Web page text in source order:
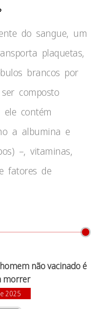
do sangue, um
plaquetas,
brancos por
composto
contém
a albumina e
–, vitaminas,
fatores de
não vacinado é
morrer
2025